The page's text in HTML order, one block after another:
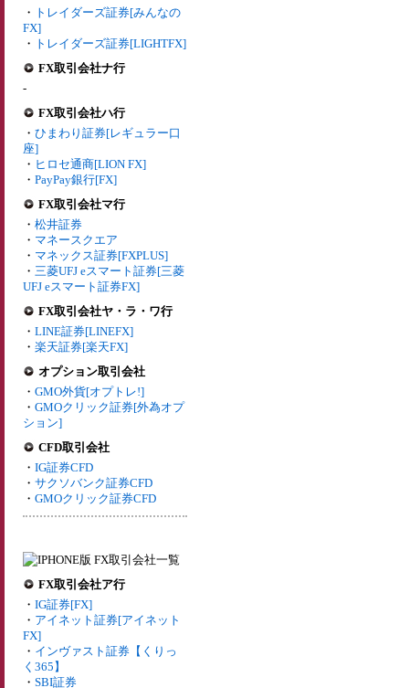
・ トレイダーズ証券[みんなの
FX]
・ トレイダーズ証券[LIGHTFX]
FX取引会社ナ行
-
FX取引会社ハ行
・ ひまわり証券[レギュラー口
座]
・ ヒロセ通商[LION FX]
・ PayPay銀行[FX]
FX取引会社マ行
・ 松井証券
・ マネースクエア
・ マネックス証券[FXPLUS]
・ 三菱UFJ eスマート証券[三菱
UFJ eスマート証券FX]
FX取引会社ヤ・ラ・ワ行
・ LINE証券[LINEFX]
・ 楽天証券[楽天FX]
オプション取引会社
・ GMO外貨[オプトレ!]
・ GMOクリック証券[外為オプ
ション]
CFD取引会社
・ IG証券CFD
・ サクソバンク証券CFD
・ GMOクリック証券CFD
FX取引会社ア行
・ IG証券[FX]
・ アイネット証券[アイネット
FX]
・ インヴァスト証券【くりっ
く365】
・ SBI証券